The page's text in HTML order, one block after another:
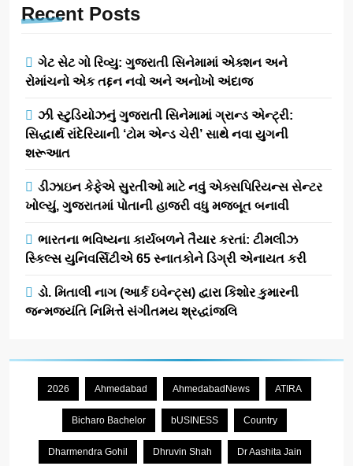
Recent Posts
ગેટ સેટ ગો રિવ્યુ: ગુજરાતી સિનેમામાં એક્શન અને
રોમાંચનો એક તદ્દન નવો અને અનોખો અંદાજ
ઝી સ્ટુડિયોઝનું ગુજરાતી સિનેમામાં ગ્રાન્ડ એન્ટ્રી:
સિદ્ધાર્થ રાંદેરિયાની ‘ટોમ એન્ડ ચેરી’ સાથે નવા યુગની
શરૂઆત
ડીઝાઇન કેફેએ સુરતીઓ માટે નવું એક્સપિરિયન્સ સેન્ટર
ખોલ્યું, ગુજરાતમાં પોતાની હાજરી વધુ મજબૂત બનાવી
ભારતના ભવિષ્યના કાર્યબળને તૈયાર કરતાં: ટીમલીઝ
સ્કિલ્સ યુનિવર્સિટીએ 65 સ્નાતકોને ડિગ્રી એનાયત કરી
ડો. મિતાલી નાગ (આર્ક ઇવેન્ટ્સ) દ્વારા કિશોર કુમારની
જન્મજયંતિ નિમિત્તે સંગીતમય શ્રદ્ધાંજલિ
2026 Ahmedabad AhmedabadNews ATIRA
Bicharo Bachelor bUSINESS Country
Dharmendra Gohil Dhruvin Shah Dr Aashita Jain